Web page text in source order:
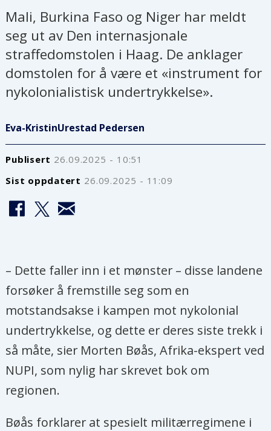
Mali, Burkina Faso og Niger har meldt
seg ut av Den internasjonale
straffedomstolen i Haag. De anklager
domstolen for å være et «instrument for
nykolonialistisk undertrykkelse».
Eva-KristinUrestad Pedersen
Publisert
26.09.2025 - 10:51
Sist oppdatert
26.09.2025 - 11:09
– Dette faller inn i et mønster – disse landene
forsøker å fremstille seg som en
motstandsakse i kampen mot nykolonial
undertrykkelse, og dette er deres siste trekk i
så måte, sier Morten Bøås, Afrika-ekspert ved
NUPI, som nylig har skrevet bok om
regionen.
Bøås forklarer at spesielt militærregimene i